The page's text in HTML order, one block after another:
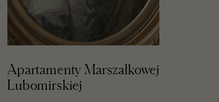
Apartamenty Marszałkowej
Lubomirskiej